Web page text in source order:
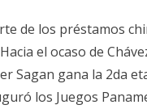
de los préstamos
el ocaso de
Sagan gana la 2da
los Juegos